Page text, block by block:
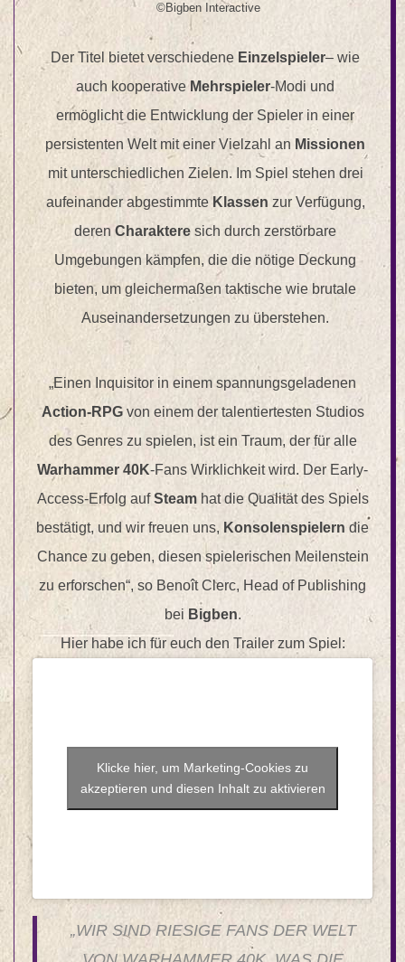
©Bigben Interactive
Der Titel bietet verschiedene Einzelspieler– wie
auch kooperative Mehrspieler-Modi und
ermöglicht die Entwicklung der Spieler in einer
persistenten Welt mit einer Vielzahl an Missionen
mit unterschiedlichen Zielen. Im Spiel stehen drei
aufeinander abgestimmteKlassen zur Verfügung,
deren Charaktere sich durch zerstörbare
Umgebungen kämpfen, die die nötige Deckung
bieten, um gleichermaßen taktische wie brutale
Auseinandersetzungen zu überstehen.
„Einen Inquisitor in einem spannungsgeladenen
Action-RPGvon einem der talentiertesten Studios
des Genres zu spielen, ist ein Traum, der für alle
Warhammer 40K-Fans Wirklichkeit wird. Der Early-
Access-Erfolg aufSteamhat die Qualität des Spiels
bestätigt, und wir freuen uns, Konsolenspielern die
Chance zu geben, diesen spielerischen Meilenstein
zu erforschen“, so Benoît Clerc, Head of Publishing
bei Bigben.
Hier habe ich für euch den Trailer zum Spiel:
Klicke hier, um Marketing-Cookies zu
akzeptieren und diesen Inhalt zu aktivieren
„WIR SIND RIESIGE FANS DER WELT